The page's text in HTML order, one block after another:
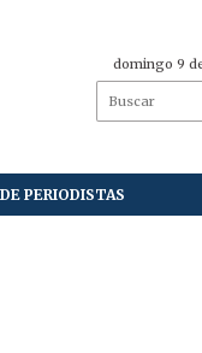
domingo 9
PERIODISTAS